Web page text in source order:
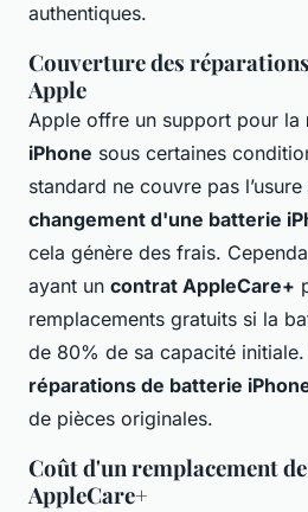
authentiques.
Couverture des
Apple
Apple offre un support pour la
iPhone sous certaines
standard ne couvre pas
changement d'une batterie
cela génère des frais.
ayant un contrat AppleCare+
remplacements gratuits si la
de 80% de sa capacité
réparations de batterie
de pièces originales.
Coût d'un remplacement
AppleCare+